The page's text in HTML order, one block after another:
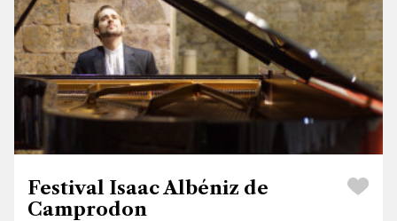
Festival Isaac Albéniz de
Camprodon